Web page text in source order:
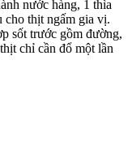
nước hàng, 1 thìa
cho thịt ngấm gia vị.
sốt trước gồm đường,
chỉ cần đổ một lần